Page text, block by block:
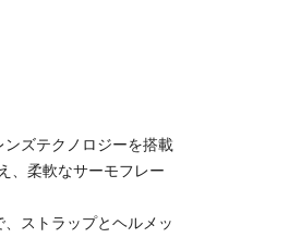
ズテクノロジーを搭載
、柔軟なサーモフレー
ストラップとヘルメッ